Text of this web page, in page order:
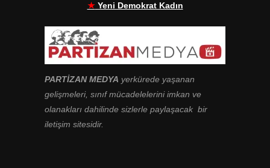
★Yeni Demokrat Kadın
PARTİZAN MEDYA yerkürede yaşanan
gelişmeleri, sınıf mücadelelerini imkan ve
olanakları dahilinde sizlerle paylaşacak bir
iletişim sitesidir.